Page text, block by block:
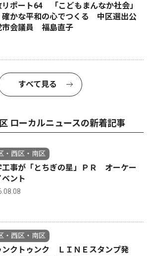
リポート64 「こどもまんなか社会」
かな平和の心でつくる 中区選出公
市会議員 福島直子
すべて見る
ローカルニュースの新着記事
・西区・南区
工事が「とちぎの星」ＰＲ オーケー
ベント
・西区・南区
ンクトゥンク ＬＩＮＥスタンプ発